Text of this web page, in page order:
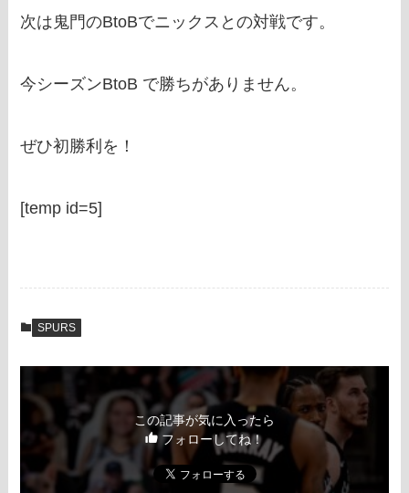
次は鬼門のBtoBでニックスとの対戦です。
今シーズンBtoB で勝ちがありません。
ぜひ初勝利を！
[temp id=5]
SPURS
この記事が気に入ったら
フォローしてね！